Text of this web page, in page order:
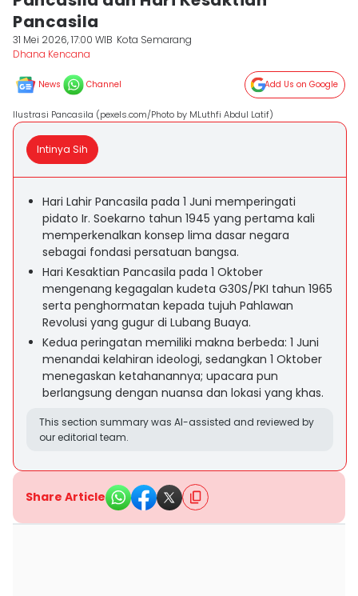
Pancasila
31 Mei 2026, 17:00 WIB Kota Semarang
Dhana Kencana
News Channel Add Us on Google
Ilustrasi Pancasila (pexels.com/Photo by MLuthfi Abdul Latif)
Intinya Sih
Hari Lahir Pancasila pada 1 Juni memperingati
pidato Ir. Soekarno tahun 1945 yang pertama kali
memperkenalkan konsep lima dasar negara
sebagai fondasi persatuan bangsa.
Hari Kesaktian Pancasila pada 1 Oktober
mengenang kegagalan kudeta G30S/PKI tahun 1965
serta penghormatan kepada tujuh Pahlawan
Revolusi yang gugur di Lubang Buaya.
Kedua peringatan memiliki makna berbeda: 1 Juni
menandai kelahiran ideologi, sedangkan 1 Oktober
menegaskan ketahanannya; upacara pun
berlangsung dengan nuansa dan lokasi yang khas.
This section summary was AI-assisted and reviewed by
our editorial team.
Share Article